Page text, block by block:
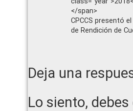
</span>
CPCCS presentó
de Rendición de
Reader
Interactions
Deja una
Lo siento,